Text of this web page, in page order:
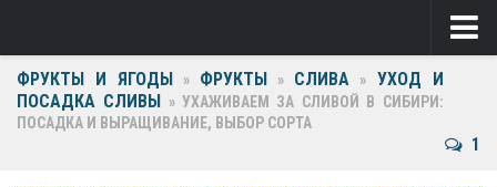
Ягоды
Виноград
ФРУКТЫ И ЯГОДЫ » ФРУКТЫ » СЛИВА » УХОД И
ПОСАДКА СЛИВЫ »УХАЖИВАЕМ ЗА СЛИВОЙ В СИБИРИ:
ПОСАДКА И ВЫРАЩИВАНИЕ, ВЫБОР СОРТА
1